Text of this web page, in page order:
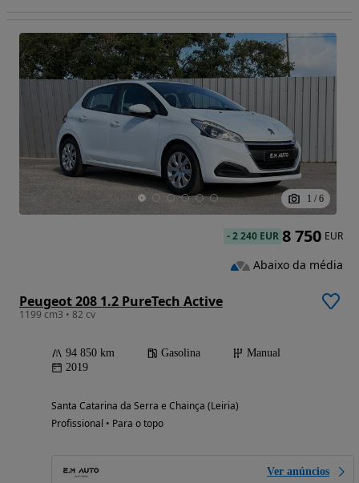
1 / 6
Peugeot 208 1.2 PureTech Active
1199 cm3 • 82 cv
94 850 km Gasolina
Manual
2019
Santa Catarina da Serra e Chainça (Leiria)
Profissional • Para o topo
Ver anúncios
-2 240 EUR 8 750 EUR
Abaixo da média